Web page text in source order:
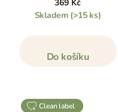
369 Kč
Skladem (>15 ks)
Do košíku
clean label